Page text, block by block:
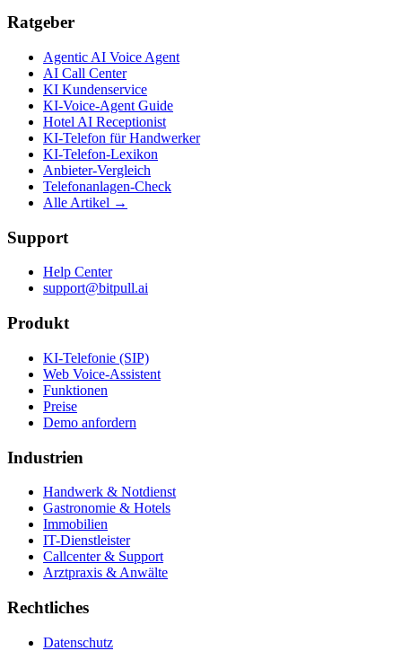
Ratgeber
Agentic AI Voice Agent
AI Call Center
KI Kundenservice
KI-Voice-Agent Guide
Hotel AI Receptionist
KI-Telefon für Handwerker
KI-Telefon-Lexikon
Anbieter-Vergleich
Telefonanlagen-Check
Alle Artikel →
Support
Help Center
support@bitpull.ai
Produkt
KI-Telefonie (SIP)
Web Voice-Assistent
Funktionen
Preise
Demo anfordern
Industrien
Handwerk & Notdienst
Gastronomie & Hotels
Immobilien
IT-Dienstleister
Callcenter & Support
Arztpraxis & Anwälte
Rechtliches
Datenschutz